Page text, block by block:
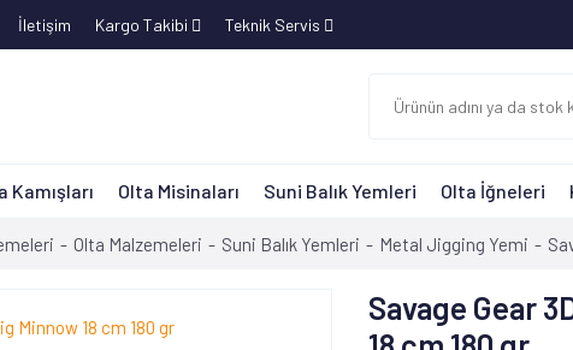
İletişim Kargo Takibi Teknik Servis
Kamışları Olta Misinaları Suni Balık Yemleri Olta İğneleri
Olta Malzemeleri Suni Balık Yemleri Metal Jigging Yemi
Savage Gear